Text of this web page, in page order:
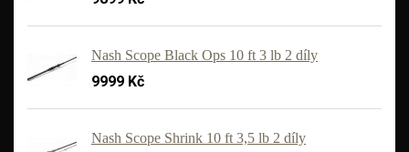
Nash Scope Black Ops 10 ft 3 lb 2 díly
9999 Kč
Nash Scope Shrink 10 ft 3,5 lb 2 díly